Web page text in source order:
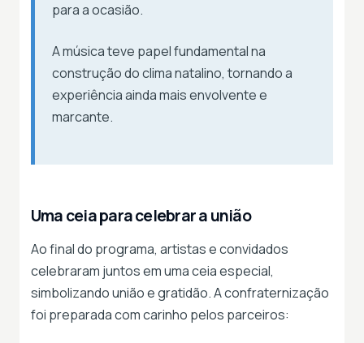
para a ocasião.
A música teve papel fundamental na
construção do clima natalino, tornando a
experiência ainda mais envolvente e
marcante.
Uma ceia para celebrar a união
Ao final do programa, artistas e convidados
celebraram juntos em uma ceia especial,
simbolizando união e gratidão. A confraternização
foi preparada com carinho pelos parceiros: